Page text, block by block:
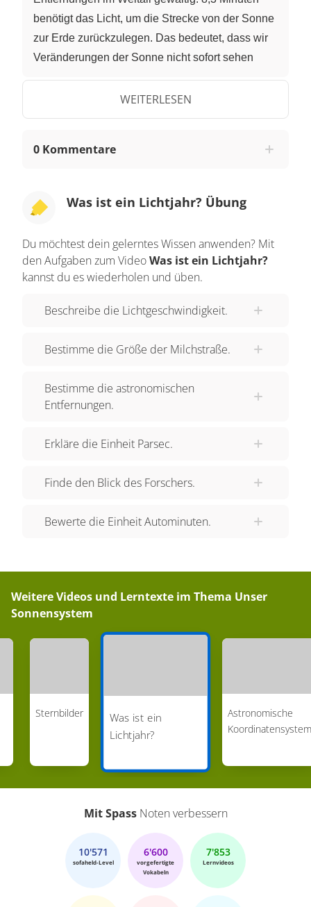
benötigt das Licht, um die Strecke von der Sonne
zur Erde zurückzulegen. Das bedeutet, dass wir
Veränderungen der Sonne nicht sofort sehen
verändern, wäre das erst 8,3 Minuten später auf
der Erde sichtbar. Der unserer Sonne
liegt 4,2 Lichtjahre entfernt. Wenn wir ihn in des
den Stern in Wahrheit vor 4,2 Jahren verlassen.
Obwohl Licht extrem schnell ist, führt die
dazu, dass wir, wenn wir in den Weltraum blicken,
in Wahrheit einen Blick weit in die Vergangenheit
WEITERLESEN
0 Kommentare
Was ist ein Lichtjahr? Übung
Du möchtest dein gelerntes Wissen anwenden? Mit
den Aufgaben zum VideoWas ist ein Lichtjahr?
kannst du es wiederholen und üben.
Beschreibe die Lichtgeschwindigkeit.
Bestimme die Größe der Milchstraße.
Bestimme die astronomischen
Entfernungen.
Erkläre die Einheit Parsec.
Finde den Blick des Forschers.
Bewerte die Einheit Autominuten.
Weitere Videos und Lerntexte im Thema Unser
Sonnensystem
Sternbilder
Was ist ein
Lichtjahr?
Astronomische
Mit SpassNoten verbessern
10'571
sofaheld-Level
6'600
vorgefertigte
Vokabeln
7'853
Lernvideos